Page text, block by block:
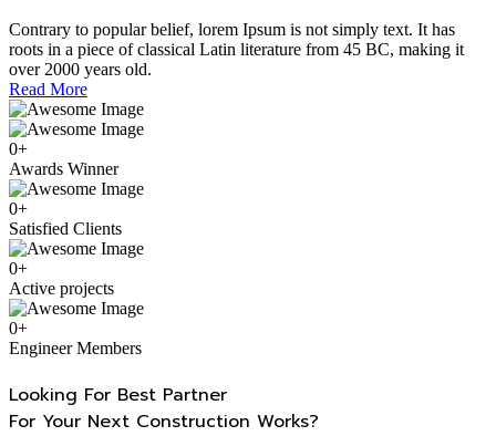
Contrary to popular belief, lorem Ipsum is not simply text. It has
roots in a piece of classical Latin literature from 45 BC, making it
over 2000 years old.
Read More
0+
Awards Winner
0+
Satisfied Clients
0+
Active projects
0+
Engineer Members
Looking For Best Partner
For Your Next Construction Works?